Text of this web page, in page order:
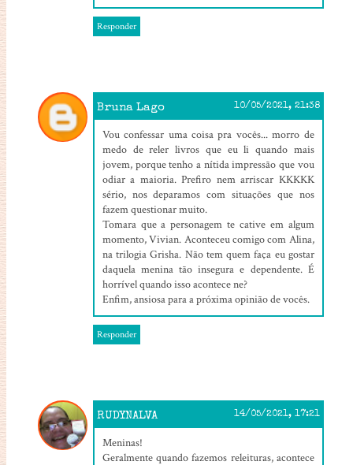
Responder
Bruna Lago 10/05/2021, 21:38
Vou confessar uma coisa pra vocês... morro de
medo de reler livros que eu li quando mais
jovem, porque tenho a nítida impressão que vou
odiar a maioria. Prefiro nem arriscar KKKKK
sério, nos deparamos com situações que nos
fazem questionar muito.
Tomara que a personagem te cative em algum
momento, Vivian. Aconteceu comigo com Alina,
na trilogia Grisha. Não tem quem faça eu gostar
daquela menina tão insegura e dependente. É
horrível quando isso acontece ne?
Enfim, ansiosa para a próxima opinião de vocês.
Responder
RUDYNALVA 14/05/2021, 17:21
Meninas!
Geralmente quando fazemos releituras, acontece